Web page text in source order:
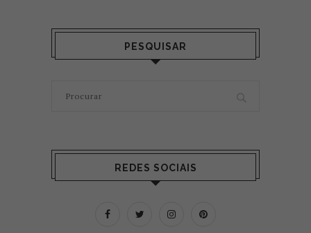
PESQUISAR
REDES SOCIAIS